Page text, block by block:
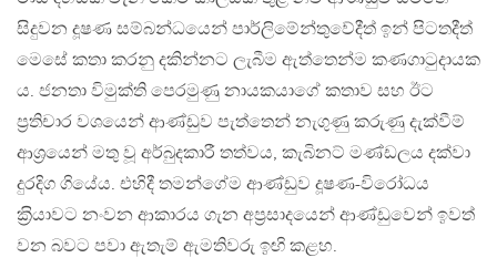
සිදුවන දූෂණ සම්බන්ධයෙන් පාර්ලිමේන්තුවේදීත් ඉන් පිටතදීත්
මෙසේ කතා කරනු දකින්නට ලැබීම ඇත්තෙන්ම කණගාටුදායක
ය. ජනතා විමුක්ති පෙරමුණු නායකයාගේ කතාව සහ ඊට
ප‍්‍රතිචාර වශයෙන් ආණ්ඩුව පැත්තෙන් නැගුණු කරුණු දැක්වීම්
ආශ‍්‍රයෙන් මතු වූ අර්බුදකාරී තත්වය, කැබිනට් මණ්ඩලය දක්වා
දුරදිග ගියේය. එහිදී තමන්ගේම ආණ්ඩුව දූෂණ-විරෝධය
ක‍්‍රියාවට නංවන ආකාරය ගැන අප‍්‍රසාදයෙන් ආණ්ඩුවෙන් ඉවත්
වන බවට පවා ඇතැම් ඇමතිවරු ඉඟි කළහ.